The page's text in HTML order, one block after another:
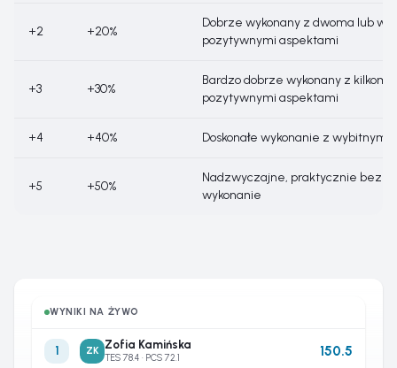
+2 +20%
Dobrze wykonany z dwoma lub
pozytywnymi aspektami
+3 +30%
Bardzo dobrze wykonany z kilkoma
pozytywnymi aspektami
+4 +40% Doskonałe wykonanie z wybitnymi
+5 +50%
Nadzwyczajne, praktycznie
wykonanie
WYNIKI NA ŻYWO
1 ZK Zofia Kamińska
TES 78.4 · PCS 72.1 150.5